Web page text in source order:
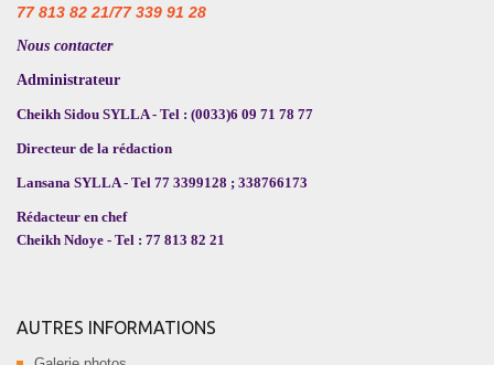
77 813 82 21/77 339 91 28
Nous contacter
Administrateur
Cheikh Sidou SYLLA - Tel : (0033)6 09 71 78 77
Directeur de la rédaction
Lansana SYLLA - Tel 77 3399128 ; 338766173
Rédacteur en chef
Cheikh Ndoye - Tel : 77 813 82 21
AUTRES INFORMATIONS